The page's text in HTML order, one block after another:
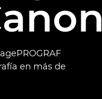
en más de